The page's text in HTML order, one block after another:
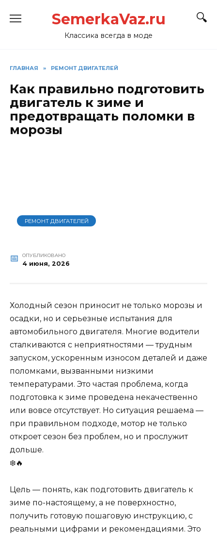
SemerkaVaz.ru
Классика всегда в моде
ГЛАВНАЯ » РЕМОНТ ДВИГАТЕЛЕЙ
Как правильно подготовить
двигатель к зиме и
предотвращать поломки в
морозы
РЕМОНТ ДВИГАТЕЛЕЙ
ОПУБЛИКОВАНО
4 июня, 2026
Холодный сезон приносит не только морозы и
осадки, но и серьезные испытания для
автомобильного двигателя. Многие водители
сталкиваются с неприятностями — трудным
запуском, ускоренным износом деталей и даже
поломками, вызванными низкими
температурами. Это частая проблема, когда
подготовка к зиме проведена некачественно
или вовсе отсутствует. Но ситуация решаема —
при правильном подходе, мотор не только
откроет сезон без проблем, но и прослужит
дольше.
❄️🔥
Цель — понять, как подготовить двигатель к
зиме по-настоящему, а не поверхностно,
получить готовую пошаговую инструкцию, с
реальными цифрами и рекомендациями. Это